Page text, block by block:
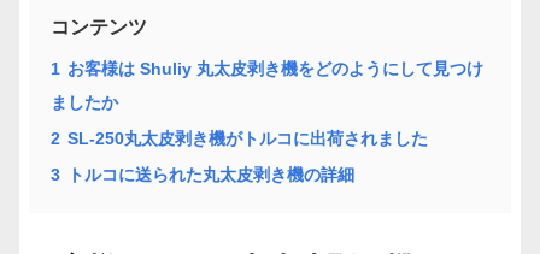
コンテンツ
1 お客様は Shuliy 丸太皮剥き機をどのようにして見つけ
ましたか
2 SL-250丸太皮剥き機がトルコに出荷されました
3
トルコに送られた丸太皮剥き機の詳細